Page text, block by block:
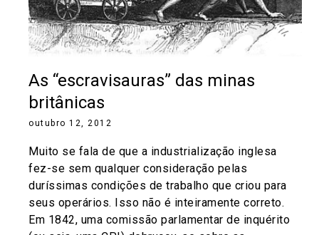
As “escravisauras” das minas
britânicas
outubro 12, 2012
Muito se fala de que a industrialização inglesa
fez-se sem qualquer consideração pelas
duríssimas condições de trabalho que criou para
seus operários. Isso não é inteiramente correto.
Em 1842, uma comissão parlamentar de inquérito